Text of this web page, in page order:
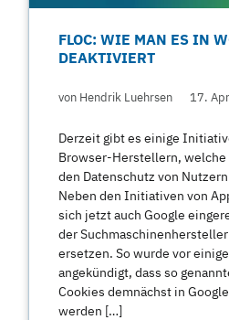
FLOC: WIE MAN ES IN
DEAKTIVIERT
von Hendrik Luehrsen 17.
Derzeit gibt es einige
Browser-Herstellern, welche
den Datenschutz von
Neben den Initiativen von
sich jetzt auch Google
der
ersetzen. So wurde vor
angekündigt, dass so
Cookies demnächst in
werden […]